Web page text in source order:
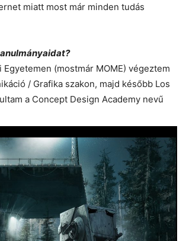
miatt most már minden tudás
(mostmár MOME) végeztem
/ Grafika szakon, majd később Los
a Concept Design Academy nevű